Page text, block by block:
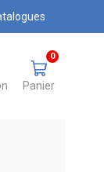
Panier
0